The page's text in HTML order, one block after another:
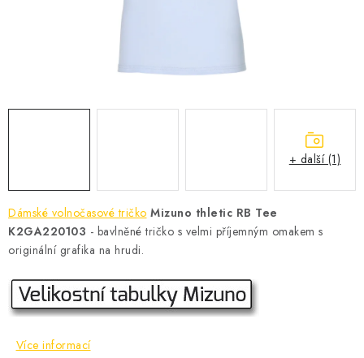
MEGA SLEVY
NOVINKY
NOVINKY MIZUNO
Dámské volnočasové tričko Mizuno thletic RB Tee
K2GA220103 - bavlněné tričko s velmi příjemným omakem s
originální grafika na hrudi.
Více informací
+ další (1)